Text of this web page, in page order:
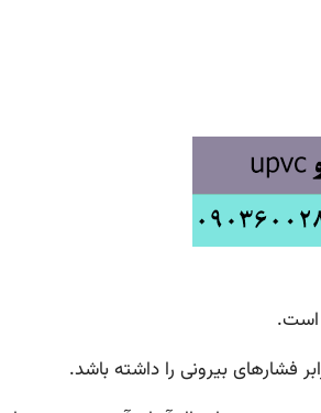
فشارهای بیرونی را داشته باشد.